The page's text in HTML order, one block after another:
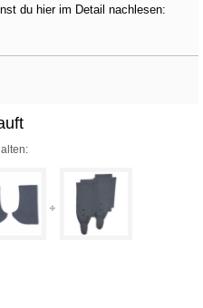
du hier im Detail nachlesen: